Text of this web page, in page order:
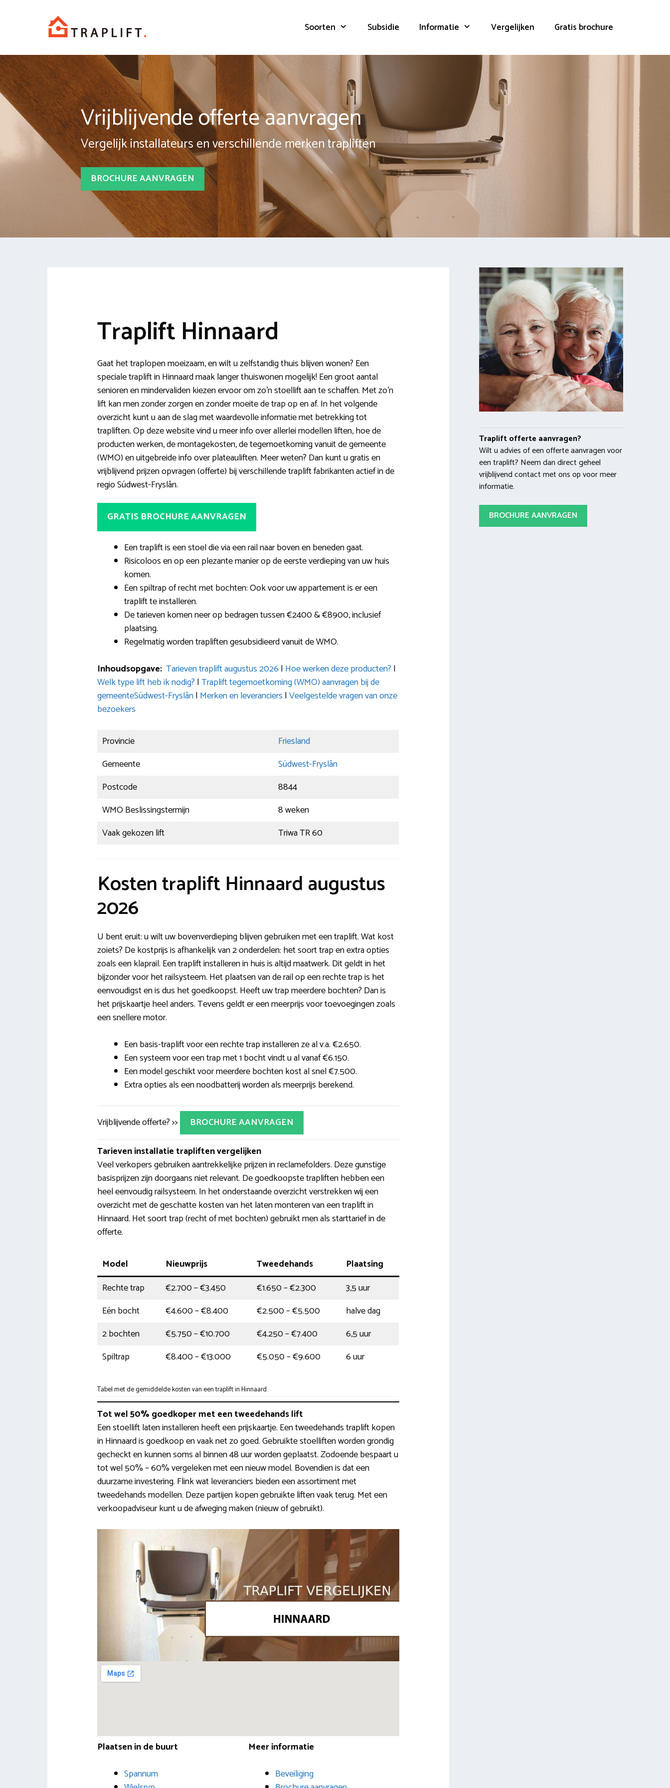
Soorten Subsidie Informatie Vergelijken Gratis brochure
Vrijblijvende offerte aanvragen
Vergelijk installateurs en verschillende merken trapliften
BROCHURE AANVRAGEN
Traplift Hinnaard
Gaat het traplopen moeizaam, en wilt u zelfstandig thuis blijven wonen? Een
speciale traplift in Hinnaard maak langer thuiswonen mogelijk! Een groot aantal
senioren en mindervaliden kiezen ervoor om zo’n stoellift aan te schaffen. Met zo’n
lift kan men zonder zorgen en zonder moeite de trap op en af. In het volgende
overzicht kunt u aan de slag met waardevolle informatie met betrekking tot
trapliften. Op deze website vind u meer info over allerlei modellen liften, hoe de
producten werken, de montagekosten, de tegemoetkoming vanuit de gemeente
(WMO) en uitgebreide info over plateauliften. Meer weten? Dan kunt u gratis en
vrijblijvend prijzen opvragen (offerte) bij verschillende traplift fabrikanten actief in de
regio Súdwest-Fryslân.
GRATIS BROCHURE AANVRAGEN
Een traplift is een stoel die via een rail naar boven en beneden gaat.
Risicoloos en op een plezante manier op de eerste verdieping van uw huis
komen.
Een spiltrap of recht met bochten: Ook voor uw appartement is er een
traplift te installeren.
De tarieven komen neer op bedragen tussen €2400 & €8900, inclusief
plaatsing.
Regelmatig worden trapliften gesubsidieerd vanuit de WMO.
Inhoudsopgave: Tarieven traplift augustus 2026 | Hoe werken deze producten? |
Welk type lift heb ik nodig? |Traplift tegemoetkoming (WMO) aanvragen bij de
gemeenteSúdwest-Fryslân| Merken en leveranciers |Veelgestelde vragen van onze
bezoekers
Provincie
Friesland
Gemeente
Súdwest-Fryslân
Postcode
8844
WMO Beslissingstermijn
8 weken
Vaak gekozen lift
Triwa TR 60
Kosten traplift Hinnaard augustus
2026
U bent eruit: u wilt uw bovenverdieping blijven gebruiken met een traplift. Wat kost
zoiets? De kostprijs is afhankelijk van 2 onderdelen: het soort trap en extra opties
zoals een klaprail. Een traplift installeren in huis is altijd maatwerk. Dit geldt in het
bijzonder voor het railsysteem. Het plaatsen van de rail op een rechte trap is het
eenvoudigst en is dus het goedkoopst. Heeft uw trap meerdere bochten? Dan is
het prijskaartje heel anders. Tevens geldt er een meerprijs voor toevoegingen zoals
een snellere motor.
Een basis-traplift voor een rechte trap installeren ze al v.a. €2.650.
Een systeem voor een trap met 1 bocht vindt u al vanaf €6.150.
Een model geschikt voor meerdere bochten kost al snel €7.500.
Extra opties als een noodbatterij worden als meerprijs berekend.
Vrijblijvende offerte? >>
BROCHURE AANVRAGEN
Tarieven installatie trapliften vergelijken
Veel verkopers gebruiken aantrekkelijke prijzen in reclamefolders. Deze gunstige
basisprijzen zijn doorgaans niet relevant. De goedkoopste trapliften hebben een
heel eenvoudig railsysteem. In het onderstaande overzicht verstrekken wij een
overzicht met de geschatte kosten van het laten monteren van een traplift in
Hinnaard. Het soort trap (recht of met bochten) gebruikt men als starttarief in de
offerte.
Model Nieuwprijs Tweedehands
Plaatsing
Rechte trap
€2.700 – €3.450 €1.650 – €2.300
3,5 uur
Eén bocht
€4.600 – €8.400 €2.500 – €5.500
halve dag
2 bochten
€5.750 – €10.700 €4.250 – €7.400
6,5 uur
Spiltrap
€8.400 – €13.000 €5.050 – €9.600 6 uur
Tabel met de gemiddelde kosten van een traplift in Hinnaard.
Tot wel 50% goedkoper met een tweedehands lift
Een stoellift laten installeren heeft een prijskaartje. Een tweedehands traplift kopen
in Hinnaard is goedkoop en vaak net zo goed. Gebruikte stoelliften worden grondig
gecheckt en kunnen soms al binnen 48 uur worden geplaatst. Zodoende bespaart u
tot wel 50% – 60% vergeleken met een nieuw model. Bovendien is dat een
duurzame investering. Flink wat leveranciers bieden een assortiment met
tweedehands modellen. Deze partijen kopen gebruikte liften vaak terug. Met een
verkoopadviseur kunt u de afweging maken (nieuw of gebruikt).
Plaatsen in de buurt
Spannum
Meer informatie
Beveiliging
Traplift offerte aanvragen?
Wilt u advies of een offerte aanvragen voor
een traplift? Neem dan direct geheel
vrijblijvend contact met ons op voor meer
informatie.
BROCHURE AANVRAGEN